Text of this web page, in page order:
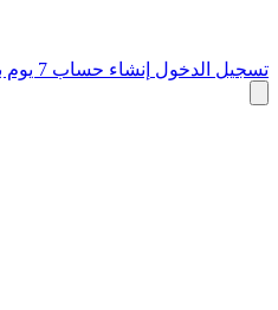
تسجيل الدخول إنشاء حساب 7 يوم بدون إعلانات